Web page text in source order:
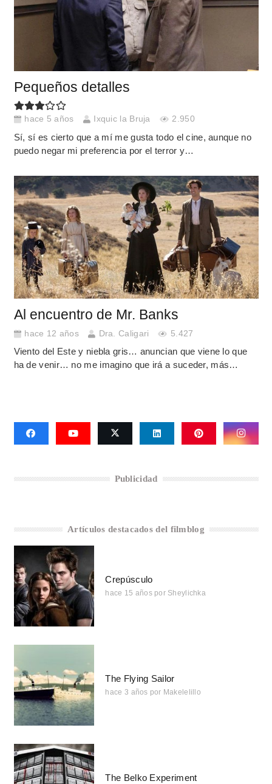
Pequeños detalles
hace 5 años Ixquic la Bruja 2.950
Sí, sí es cierto que a mí me gusta todo el cine, aunque no
puedo negar mi preferencia por el terror y…
Al encuentro de Mr. Banks
hace 12 años Dra. Caligari 5.427
Viento del Este y niebla gris… anuncian que viene lo que
ha de venir… no me imagino que irá a suceder, más…
Publicidad
Artículos destacados del filmblog
Crepúsculo
hace 15 años por Sheylichka
The Flying Sailor
hace 3 años por Makelelillo
The Belko Experiment